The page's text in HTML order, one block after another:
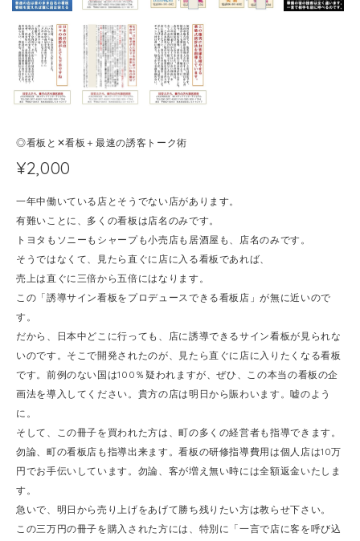
◎看板と✕看板＋最速の誘客トーク術
¥2,000
一年中働いている店とそうでない店があります。
有難いことに、多くの看板は店名のみです。
トヨタもソニーもシャープも小売店も居酒屋も、店名のみです。
そうではなくて、見たら直ぐに店に入る看板であれば、
売上は直ぐに三倍から五倍にはなります。
この「誘導サイン看板をプロデュースできる看板店」が無に近いので
す。
だから、日本中どこに行っても、店に誘導できるサイン看板が見られな
いのです。そこで開発されたのが、見たら直ぐに店に入りたくなる看板
です。前例のない国は100％疑われますが、ぜひ、この本当の看板の企
画法を導入してください。貴方の店は明日から賑わいます。嘘のよう
に。
そして、この冊子を買われた方は、町の多くの経営者も指導できます。
勿論、町の看板店も指導出来ます。看板の研修指導費用は個人店は10万
円でお手伝いしています。勿論、客が増え無い時には全額返金いたしま
す。
急いで、明日から売り上げをあげて勝ち残りたい方は教らせ下さい。
この三万円の冊子を購入された方には、特別に「一言で店に客を呼び込